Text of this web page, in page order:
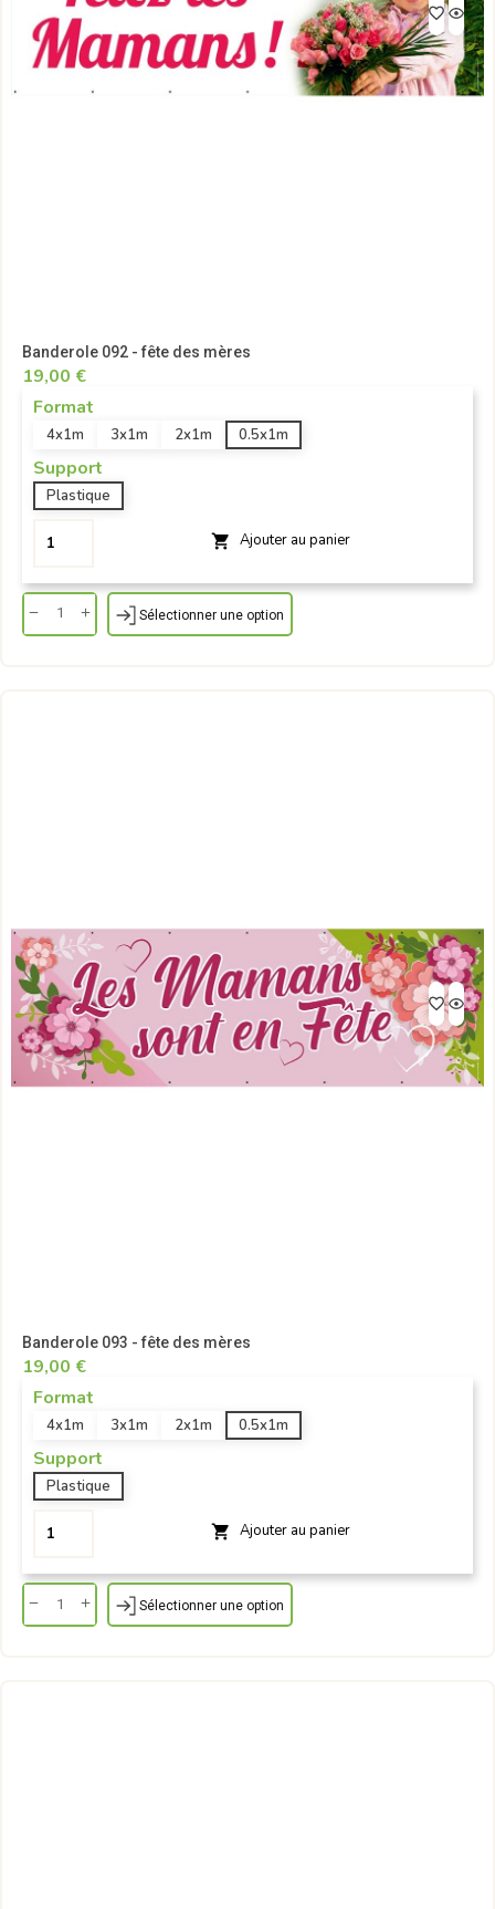
Banderole 092 - fête des mères
19,00 €
Format
4x1m 3x1m 2x1m 0.5x1m
Support
Plastique
 Ajouter au panier
Sélectionner une option
Banderole 093 - fête des mères
19,00 €
Format
4x1m 3x1m 2x1m 0.5x1m
Support
Plastique
 Ajouter au panier
Sélectionner une option